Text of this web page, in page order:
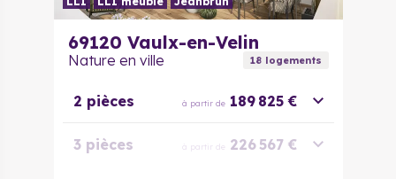
69120 Vaulx-en-Velin
Nature en ville 18logements
2 pièces à partir de 189 825 €
3 pièces à partir de 226 567 €